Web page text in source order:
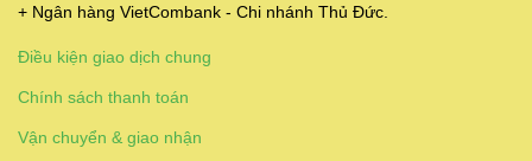
+ Ngân hàng VietCombank - Chi nhánh Thủ Đức.
Điều kiện giao dịch chung
Chính sách thanh toán
Vận chuyển & giao nhận